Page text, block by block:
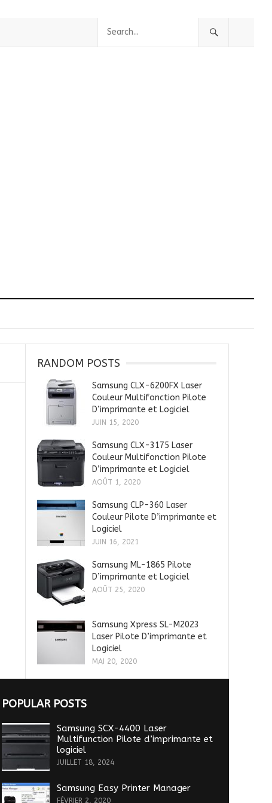
RANDOM POSTS
Samsung CLX-6200FX Laser
Couleur Multifonction Pilote
D’imprimante et Logiciel
JUIN 15, 2020
Samsung CLX-3175 Laser
Couleur Multifonction Pilote
D’imprimante et Logiciel
AOÛT 1, 2020
Samsung CLP-360 Laser
Couleur Pilote D’imprimante et
Logiciel
JUIN 16, 2021
Samsung ML-1865 Pilote
D’imprimante et Logiciel
AOÛT 25, 2020
Samsung Xpress SL-M2023
Laser Pilote D’imprimante et
Logiciel
MAI 20, 2020
POPULAR POSTS
Samsung SCX-4400 Laser
Multifunction Pilote d’imprimante et
logiciel
JUILLET 18, 2024
Samsung Easy Printer Manager
FÉVRIER 2, 2020